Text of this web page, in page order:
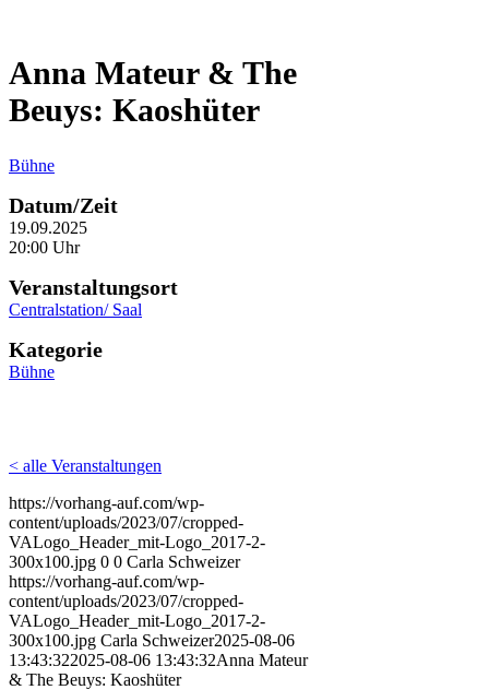
Anna Mateur & The
Beuys: Kaoshüter
Bühne
Datum/Zeit
19.09.2025
20:00 Uhr
Veranstaltungsort
Centralstation/ Saal
Kategorie
Bühne
< alle Veranstaltungen
https://vorhang-auf.com/wp-
content/uploads/2023/07/cropped-
VALogo_Header_mit-Logo_2017-2-
300x100.jpg 0 0 Carla Schweizer
https://vorhang-auf.com/wp-
content/uploads/2023/07/cropped-
VALogo_Header_mit-Logo_2017-2-
300x100.jpg Carla Schweizer2025-08-06
13:43:322025-08-06 13:43:32Anna Mateur
& The Beuys: Kaoshüter